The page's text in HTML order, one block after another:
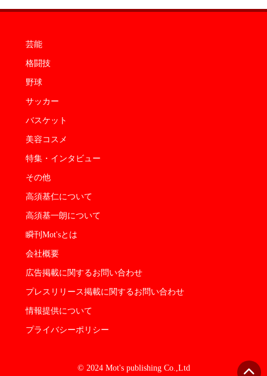
芸能
格闘技
野球
サッカー
バスケット
美容コスメ
特集・インタビュー
その他
高須基仁について
高須基一朗について
瞬刊Mot'sとは
会社概要
広告掲載に関するお問い合わせ
プレスリリース掲載に関するお問い合わせ
情報提供について
プライバシーポリシー
© 2024 Mot's publishing Co.,Ltd